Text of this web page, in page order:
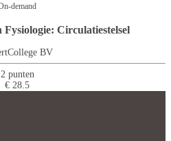
demand
Circulatiestelsel
BV
2 punten
€ 28.5